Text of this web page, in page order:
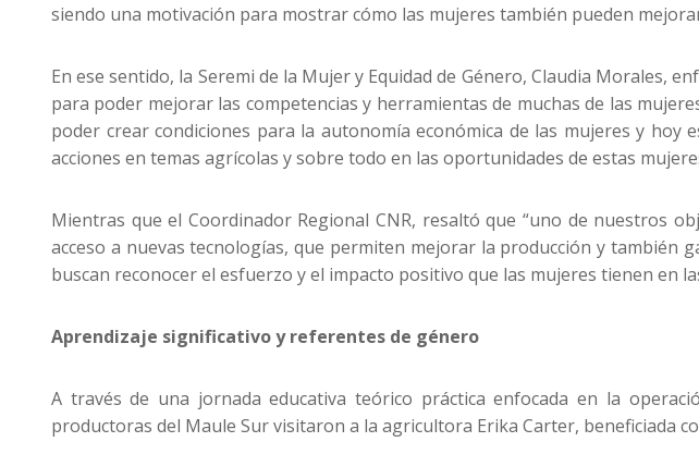
siendo una motivación para mostrar cómo las mujeres también pueden
En ese sentido, la Seremi de la Mujer y Equidad de Género, Claudia Morales,
para poder mejorar las competencias y herramientas de muchas de las
poder crear condiciones para la autonomía económica de las mujeres y
acciones en temas agrícolas y sobre todo en las oportunidades de estas
Mientras que el Coordinador Regional CNR, resaltó que “uno de nuestros
acceso a nuevas tecnologías, que permiten mejorar la producción y también
buscan reconocer el esfuerzo y el impacto positivo que las mujeres tienen en
Aprendizaje significativo y referentes de género
A través de una jornada educativa teórico práctica enfocada en la
productoras del Maule Sur visitaron a la agricultora Erika Carter, beneficiada